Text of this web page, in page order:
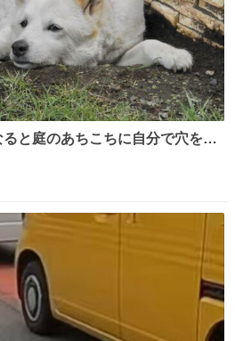
と庭のあちこちに自分で穴を掘
ぎ氏がちゃっかり中に入る事も
保護者のようにただ見ていた。